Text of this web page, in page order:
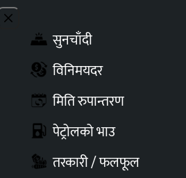
Close menu
सुनचाँदी
विनिमयदर
मिति रुपान्तरण
पेट्रोलको भाउ
तरकारी / फलफूल